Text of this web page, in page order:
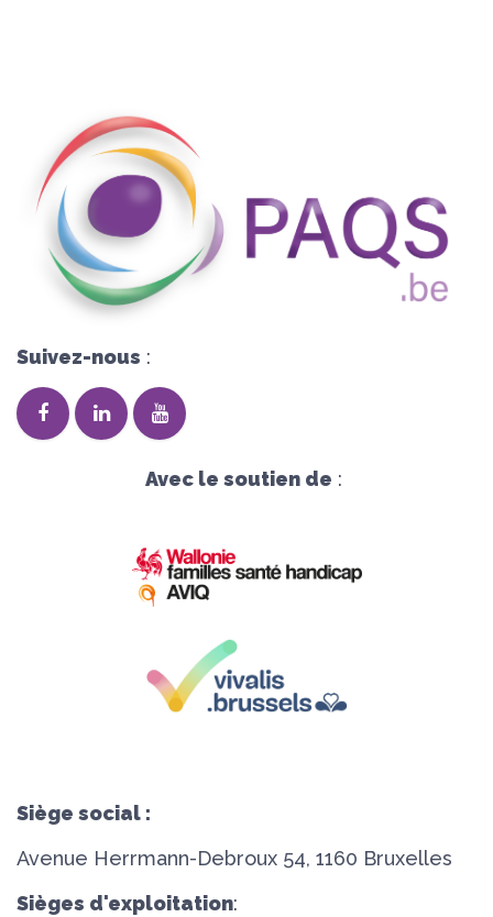
Suivez-nous :
Avec le soutien de :
Siège social :
Avenue Herrmann-Debroux 54, 1160 Bruxelles
Sièges d'exploitation: